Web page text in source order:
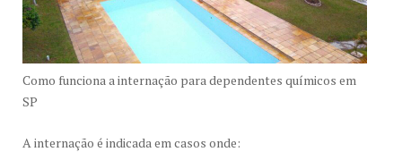
Como funciona a internação para dependentes químicos em
SP
A internação é indicada em casos onde: